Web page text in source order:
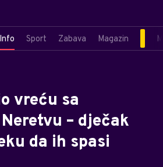
Info Sport Zabava Magazin
vreću sa
– dječak
da ih spasi